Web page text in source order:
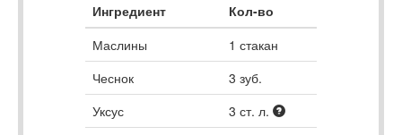
Ингредиент
Кол-во
Маслины
1 стакан
Чеснок
3 зуб.
Уксус
3 ст. л.